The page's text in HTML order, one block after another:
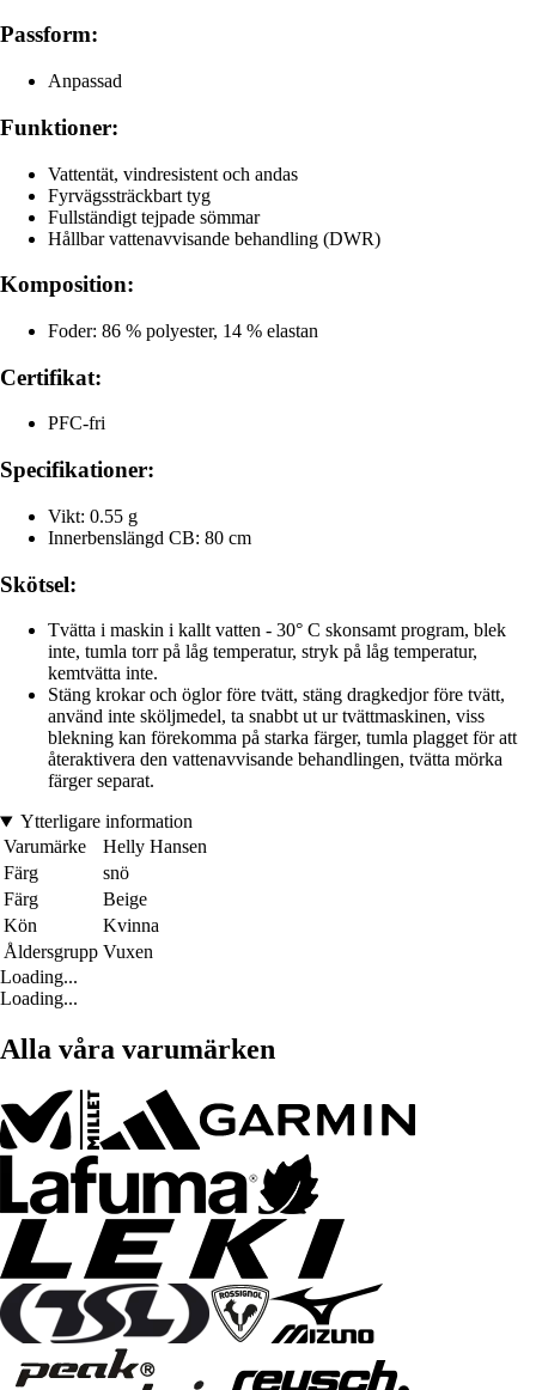
Passform:
Anpassad
Funktioner:
Vattentät, vindresistent och andas
Fyrvägssträckbart tyg
Fullständigt tejpade sömmar
Hållbar vattenavvisande behandling (DWR)
Komposition:
Foder: 86 % polyester, 14 % elastan
Certifikat:
PFC-fri
Specifikationer:
Vikt: 0.55 g
Innerbenslängd CB: 80 cm
Skötsel:
Tvätta i maskin i kallt vatten - 30° C skonsamt program, blek
inte, tumla torr på låg temperatur, stryk på låg temperatur,
kemtvätta inte.
Stäng krokar och öglor före tvätt, stäng dragkedjor före tvätt,
använd inte sköljmedel, ta snabbt ut ur tvättmaskinen, viss
blekning kan förekomma på starka färger, tumla plagget för att
återaktivera den vattenavvisande behandlingen, tvätta mörka
färger separat.
Ytterligare information
Varumärke
Helly Hansen
Färg
snö
Färg
Beige
Kön
Kvinna
Åldersgrupp Vuxen
Loading...
Loading...
Alla våra varumärken